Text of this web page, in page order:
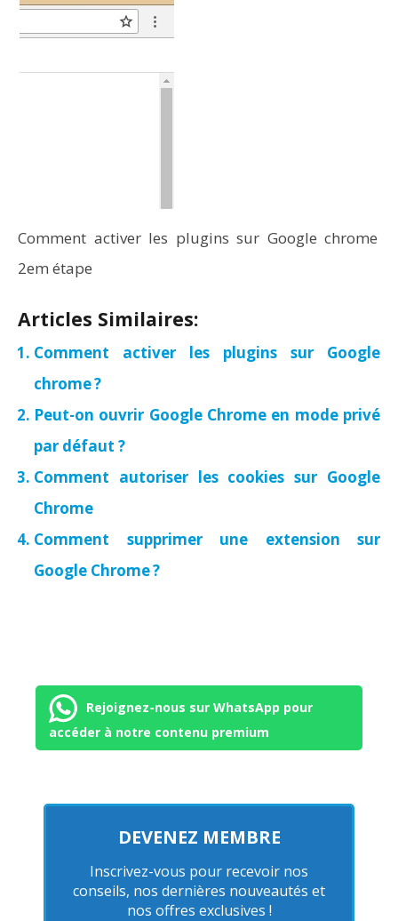
Comment activer les plugins sur Google chrome
2em étape
Articles Similaires:
Comment activer les plugins sur Google
chrome ?
Peut-on ouvrir Google Chrome en mode privé
par défaut ?
Comment autoriser les cookies sur Google
Chrome
Comment supprimer une extension sur
Google Chrome ?
Rejoignez-nous sur WhatsApp pour
accéder à notre contenu premium
DEVENEZ MEMBRE
Inscrivez-vous pour recevoir nos
conseils, nos dernières nouveautés et
nos offres exclusives !